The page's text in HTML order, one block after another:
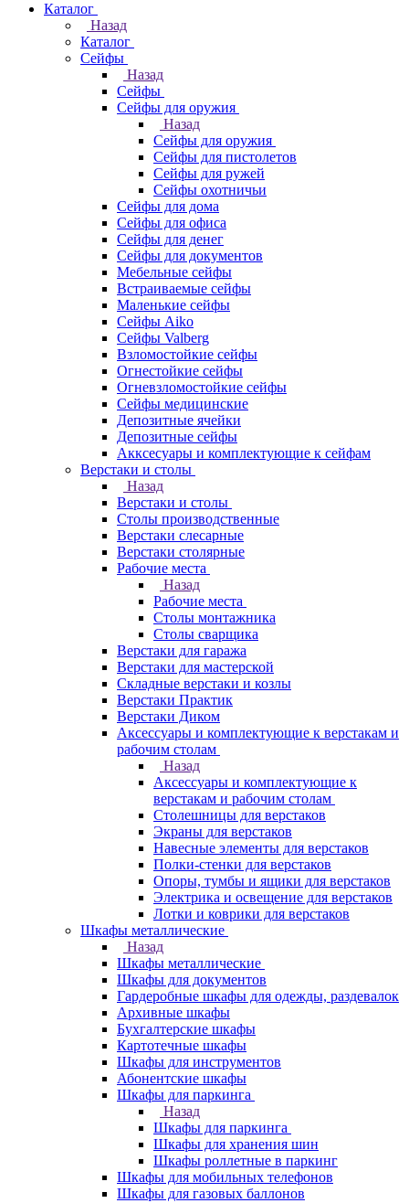
Каталог
Назад
Каталог
Cейфы
Назад
Cейфы
Cейфы для оружия
Назад
Cейфы для оружия
Сейфы для пистолетов
Сейфы для ружей
Сейфы охотничьи
Cейфы для дома
Cейфы для офиса
Сейфы для денег
Сейфы для документов
Мебельные сейфы
Встраиваемые сейфы
Маленькие сейфы
Сейфы Aiko
Сейфы Valberg
Взломостойкие сейфы
Огнестойкие сейфы
Огневзломостойкие сейфы
Сейфы медицинские
Депозитные ячейки
Депозитные сейфы
Акксесуары и комплектующие к сейфам
Верстаки и столы
Назад
Верстаки и столы
Столы производственные
Верстаки слесарные
Верстаки столярные
Рабочие места
Назад
Рабочие места
Столы монтажника
Столы сварщика
Верстаки для гаража
Верстаки для мастерской
Складные верстаки и козлы
Верстаки Практик
Верстаки Диком
Аксессуары и комплектующие к верстакам и
рабочим столам
Назад
Аксессуары и комплектующие к
верстакам и рабочим столам
Столешницы для верстаков
Экраны для верстаков
Навесные элементы для верстаков
Полки-стенки для верстаков
Опоры, тумбы и ящики для верстаков
Электрика и освещение для верстаков
Лотки и коврики для верстаков
Шкафы металлические
Назад
Шкафы металлические
Шкафы для документов
Гардеробные шкафы для одежды, раздевалок
Архивные шкафы
Бухгалтерские шкафы
Картотечные шкафы
Шкафы для инструментов
Абонентские шкафы
Шкафы для паркинга
Назад
Шкафы для паркинга
Шкафы для хранения шин
Шкафы роллетные в паркинг
Шкафы для мобильных телефонов
Шкафы для газовых баллонов